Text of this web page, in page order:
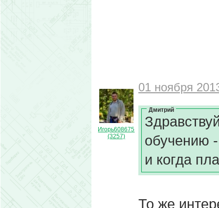
Игорь608675
(3257)
01 ноября
Дмитрий
обучению
и когда
То же